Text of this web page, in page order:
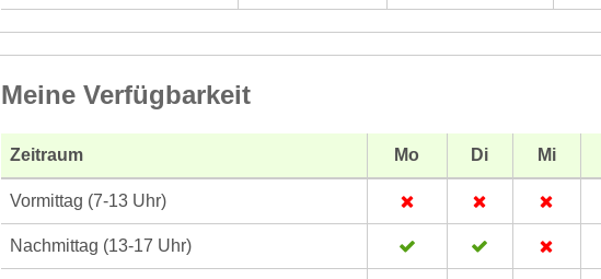
Meine Verfügbarkeit
Zeitraum Mo Di Mi
Vormittag (7-13 Uhr)
Nachmittag (13-17 Uhr)